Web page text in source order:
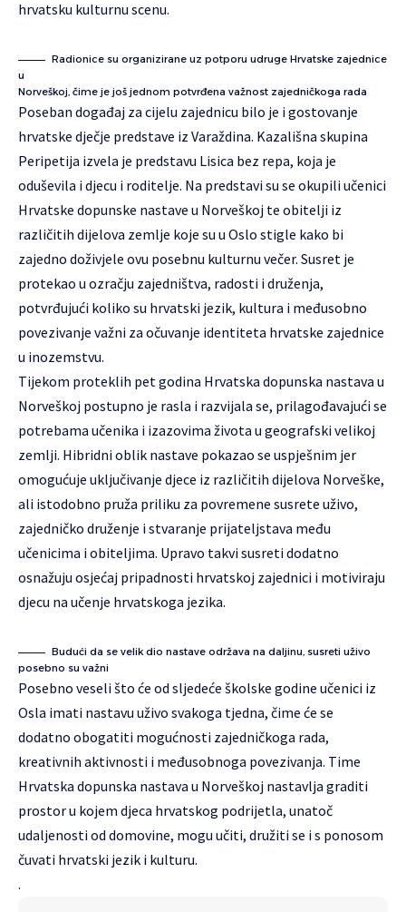
hrvatsku kulturnu scenu.
Radionice su organizirane uz potporu udruge Hrvatske zajednice
u
Norveškoj, čime je još jednom potvrđena važnost zajedničkoga rada
Poseban događaj za cijelu zajednicu bilo je i gostovanje
hrvatske dječje predstave iz Varaždina. Kazališna skupina
Peripetija izvela je predstavu Lisica bez repa, koja je
oduševila i djecu i roditelje. Na predstavi su se okupili učenici
Hrvatske dopunske nastave u Norveškoj te obitelji iz
različitih dijelova zemlje koje su u Oslo stigle kako bi
zajedno doživjele ovu posebnu kulturnu večer. Susret je
protekao u ozračju zajedništva, radosti i druženja,
potvrđujući koliko su hrvatski jezik, kultura i međusobno
povezivanje važni za očuvanje identiteta hrvatske zajednice
u inozemstvu.
Tijekom proteklih pet godina Hrvatska dopunska nastava u
Norveškoj postupno je rasla i razvijala se, prilagođavajući se
potrebama učenika i izazovima života u geografski velikoj
zemlji. Hibridni oblik nastave pokazao se uspješnim jer
omogućuje uključivanje djece iz različitih dijelova Norveške,
ali istodobno pruža priliku za povremene susrete uživo,
zajedničko druženje i stvaranje prijateljstava među
učenicima i obiteljima. Upravo takvi susreti dodatno
osnažuju osjećaj pripadnosti hrvatskoj zajednici i motiviraju
djecu na učenje hrvatskoga jezika.
Budući da se velik dio nastave održava na daljinu, susreti uživo
posebno su važni
Posebno veseli što će od sljedeće školske godine učenici iz
Osla imati nastavu uživo svakoga tjedna, čime će se
dodatno obogatiti mogućnosti zajedničkoga rada,
kreativnih aktivnosti i međusobnoga povezivanja. Time
Hrvatska dopunska nastava u Norveškoj nastavlja graditi
prostor u kojem djeca hrvatskog podrijetla, unatoč
udaljenosti od domovine, mogu učiti, družiti se i s ponosom
čuvati hrvatski jezik i kulturu.
.